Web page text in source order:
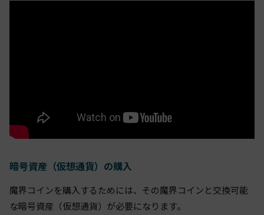
暗号資産（仮想通貨）の購入
魔界コインを購入するためには、その魔界コインと交換可能
な暗号資産（仮想通貨）が必要になります。